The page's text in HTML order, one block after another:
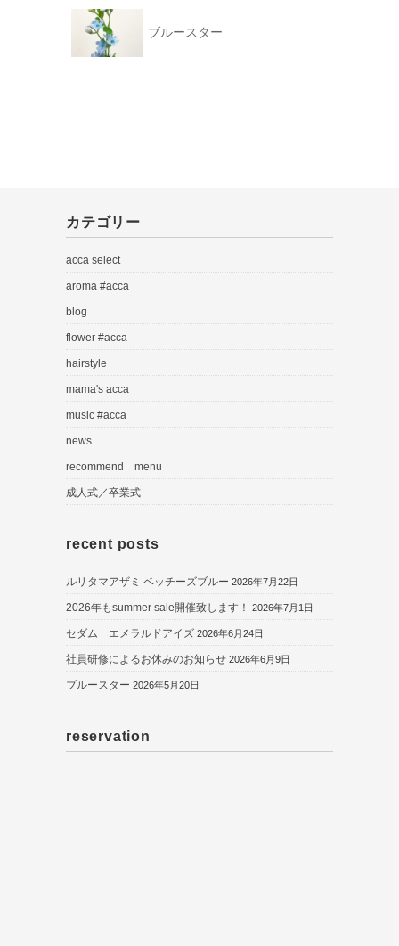
ブルースター
カテゴリー
acca select
aroma #acca
blog
flower #acca
hairstyle
mama's acca
music #acca
news
recommend menu
成人式／卒業式
recent posts
ルリタマアザミ ベッチーズブルー 2026年7月22日
2026年もsummer sale開催致します！ 2026年7月1日
セダム エメラルドアイズ 2026年6月24日
社員研修によるお休みのお知らせ 2026年6月9日
ブルースター 2026年5月20日
reservation